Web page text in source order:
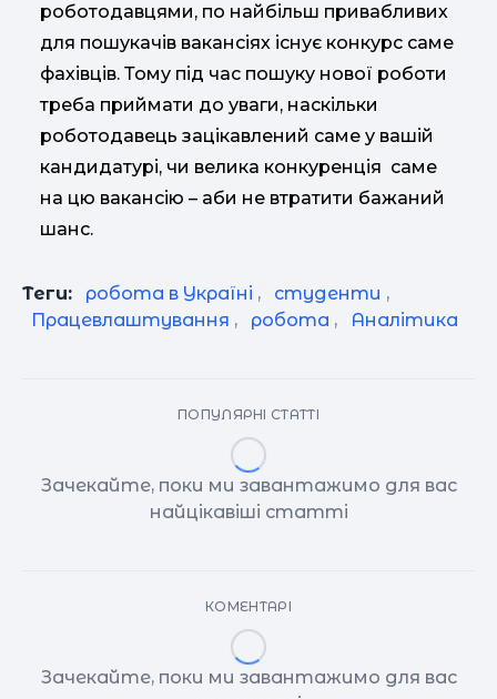
роботодавцями, по найбільш привабливих
для пошукачів вакансіях існує конкурс саме
фахівців. Тому під час пошуку нової роботи
треба приймати до уваги, наскільки
роботодавець зацікавлений саме у вашій
кандидатурі, чи велика конкуренція саме
на цю вакансію – аби не втратити бажаний
шанс.
Теги: робота в Україні , студенти ,
Працевлаштування , робота , Аналітика
ПОПУЛЯРНІ СТАТТІ
Зачекайте, поки ми завантажимо для вас
найцікавіші статті
КОМЕНТАРІ
Зачекайте, поки ми завантажимо для вас